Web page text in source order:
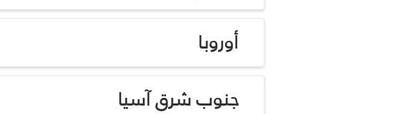
أوروبا
جنوب شرق آسيا